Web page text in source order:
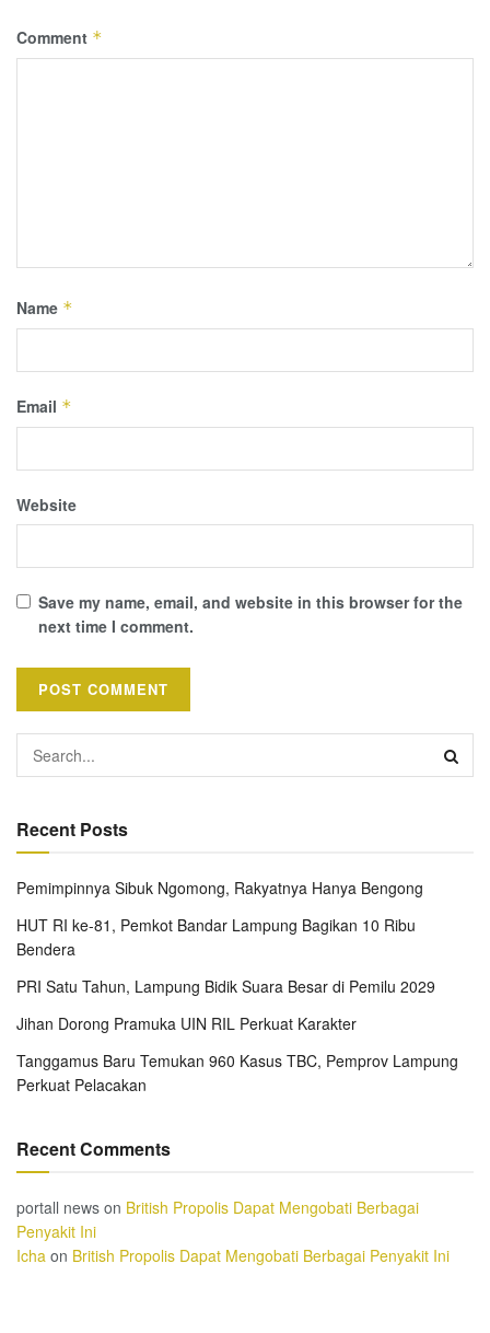
Comment *
Name *
Email *
Website
Save my name, email, and website in this browser for the
next time I comment.
Recent Posts
Pemimpinnya Sibuk Ngomong, Rakyatnya Hanya Bengong
HUT RI ke-81, Pemkot Bandar Lampung Bagikan 10 Ribu
Bendera
PRI Satu Tahun, Lampung Bidik Suara Besar di Pemilu 2029
Jihan Dorong Pramuka UIN RIL Perkuat Karakter
Tanggamus Baru Temukan 960 Kasus TBC, Pemprov Lampung
Perkuat Pelacakan
Recent Comments
portall news on British Propolis Dapat Mengobati Berbagai
Penyakit Ini
Icha on British Propolis Dapat Mengobati Berbagai Penyakit Ini